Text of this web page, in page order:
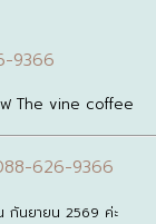
9366
ฟ The vine coffee
626-9366
กันยายน 2569 ค่ะ